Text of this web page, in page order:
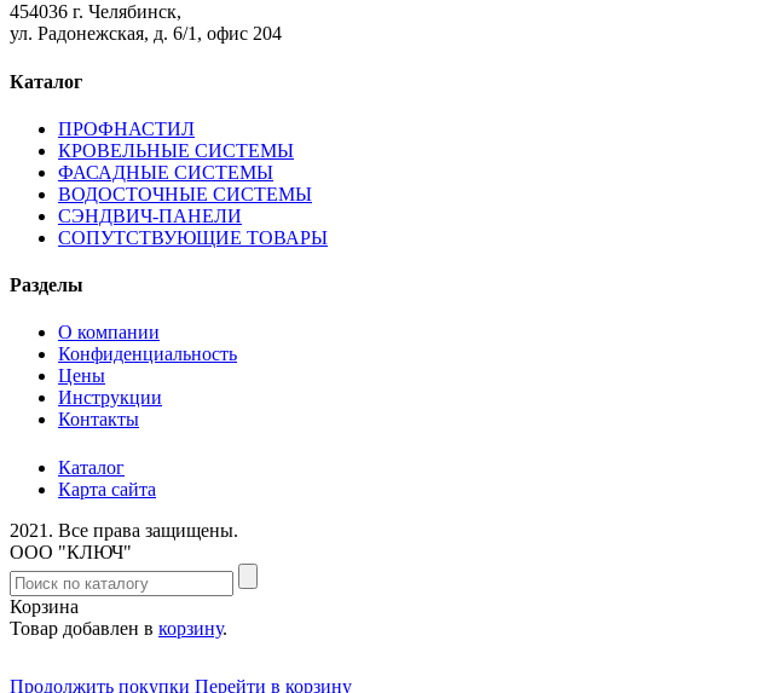
454036 г. Челябинск,
ул. Радонежская, д. 6/1, офис 204
Каталог
ПРОФНАСТИЛ
КРОВЕЛЬНЫЕ СИСТЕМЫ
ФАСАДНЫЕ СИСТЕМЫ
ВОДОСТОЧНЫЕ СИСТЕМЫ
СЭНДВИЧ-ПАНЕЛИ
СОПУТСТВУЮЩИЕ ТОВАРЫ
Разделы
О компании
Конфиденциальность
Цены
Инструкции
Контакты
Каталог
Карта сайта
2021. Все права защищены.
ООО "КЛЮЧ"
Корзина
Товар добавлен в корзину.
Продолжить покупки Перейти в корзину